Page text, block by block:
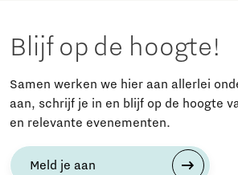
Blijf op de hoogte!
Samen werken we hier aan allerlei
aan, schrijf je in en blijf op de hoogte
en relevante evenementen.
Meld je aan